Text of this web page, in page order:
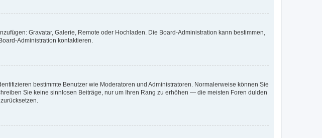
Gravatar, Galerie, Remote oder Hochladen. Die Board-Administration kann bestimmen,
Administration kontaktieren.
bestimmte Benutzer wie Moderatoren und Administratoren. Normalerweise können Sie
Sie keine sinnlosen Beiträge, nur um Ihren Rang zu erhöhen — die meisten Foren dulden